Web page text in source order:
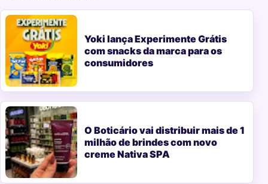
Yoki lança Experimente Grátis
com snacks da marca para os
consumidores
O Boticário vai distribuir mais de 1
milhão de brindes com novo
creme Nativa SPA